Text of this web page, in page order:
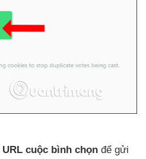
URL cuộc bình chọn để gửi